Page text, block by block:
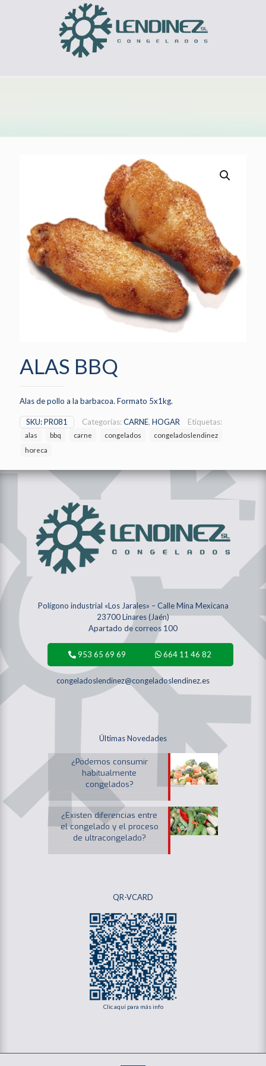
ALAS BBQ
Alas de pollo a la barbacoa. Formato 5x1kg.
SKU:PR081 Categorías:CARNE, HOGAR Etiquetas:
alas bbq carne congelados
congeladoslendinez
horeca
Polígono industrial «Los Jarales» – Calle Mina Mexicana
23700 Linares (Jaén)
Apartado de correos 100
953 65 69 69 664 11 46 82
congeladoslendinez@congeladoslendinez.es
Últimas Novedades
¿Podemos consumir
habitualmente
congelados?
¿Existen diferencias entre
el congelado y el proceso
de ultracongelado?
QR-VCARD
Clic aquí para más info